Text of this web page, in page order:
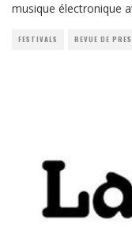
musique électronique
FESTIVALS REVUE DE